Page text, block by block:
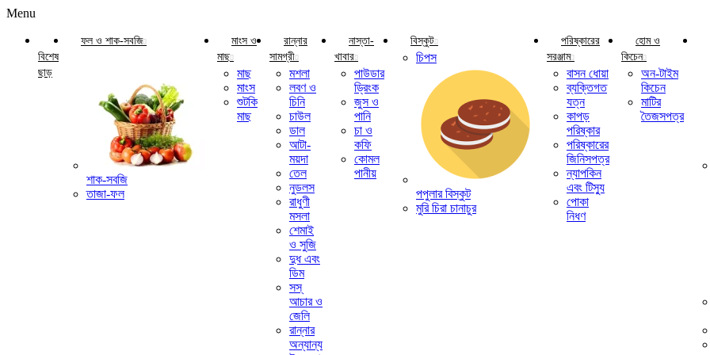
Menu
বিশেষ
ছাড়
ফল ও শাক-সবজি
শাক-সবজি
তাজা-ফল
মাংস ও
মাছ
মাছ
মাংস
শুটকি
মাছ
রান্নার
সামগ্রী
মশলা
লবণ ও
চিনি
চাউল
ডাল
আটা-
ময়দা
তেল
নুডলস
রাধুণী
মসলা
শেমাই
ও সুজি
দুধ এবং
ডিম
সস্
আচার ও
জেলি
রান্নার
অন্যান্য
নাস্তা-
খাবার
পাউডার
ড্রিংক
জুস ও
পানি
চা ও
কফি
কোমল
পানীয়
বিস্কুট
চিপস
পপুলার বিস্কুট
মুরি চিরা চানাচুর
পরিষ্কারের
সরঞ্জাম
বাসন ধোয়া
ব্যক্তিগত
যত্ন
কাপড়
পরিষ্কার
পরিষ্কারের
জিনিসপত্র
ন্যাপকিন
এবং টিস্যু
পোকা
নিধণ
হোম ও
কিচেন
অন-টাইম
কিচেন
মাটির
তৈজসপত্র